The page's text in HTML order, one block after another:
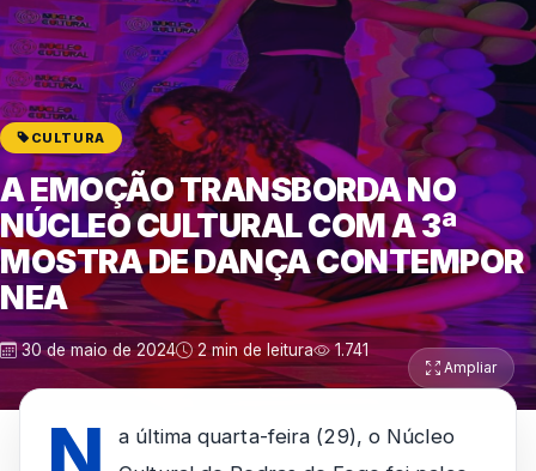
CULTURA
A EMOÇÃO TRANSBORDA NO
NÚCLEO CULTURAL COM A 3ª
MOSTRA DE DANÇA CONTEMPOR
NEA
30 de maio de 2024 2 min de leitura 1.741
Ampliar
a última quarta-feira (29), o Núcleo